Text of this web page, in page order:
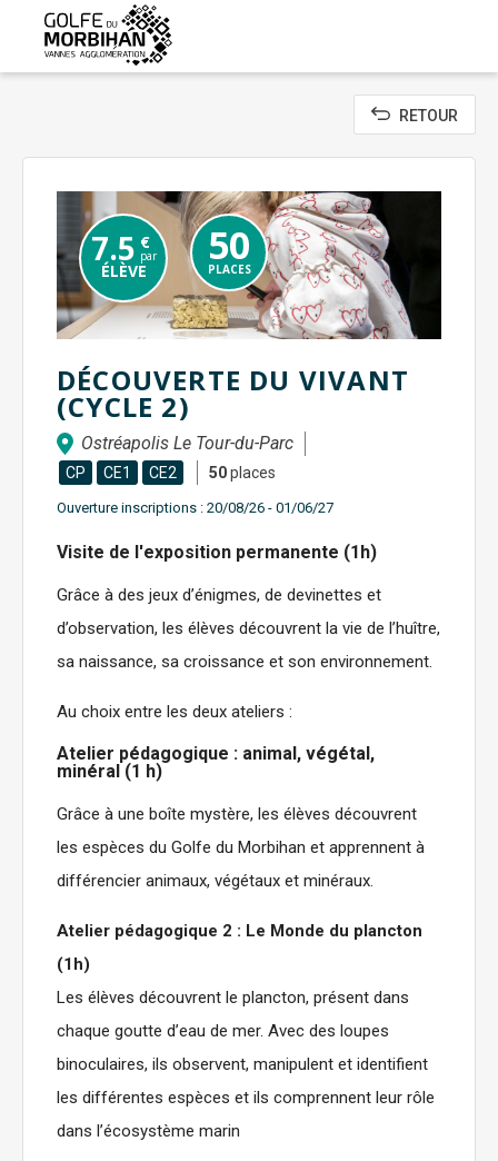
contenu
principal
RETOUR
7.5 €
par
ÉLÈVE
50
PLACES
DÉCOUVERTE DU VIVANT
(CYCLE 2)
Ostréapolis Le Tour-du-Parc
CP CE1 CE2 50places
Ouverture inscriptions : 20/08/26 - 01/06/27
Visite de l'exposition permanente (1h)
Grâce à des jeux d’énigmes, de devinettes et
d’observation, les élèves découvrent la vie de l’huître,
sa naissance, sa croissance et son environnement.
Au choix entre les deux ateliers :
Atelier pédagogique : animal, végétal,
minéral (1 h)
Grâce à une boîte mystère, les élèves découvrent
les espèces du Golfe du Morbihan et apprennent à
différencier animaux, végétaux et minéraux.
Atelier pédagogique 2 : Le Monde du plancton
(1h)
Les élèves découvrent le plancton, présent dans
chaque goutte d’eau de mer. Avec des loupes
binoculaires, ils observent, manipulent et identifient
les différentes espèces et ils comprennent leur rôle
dans l’écosystème marin